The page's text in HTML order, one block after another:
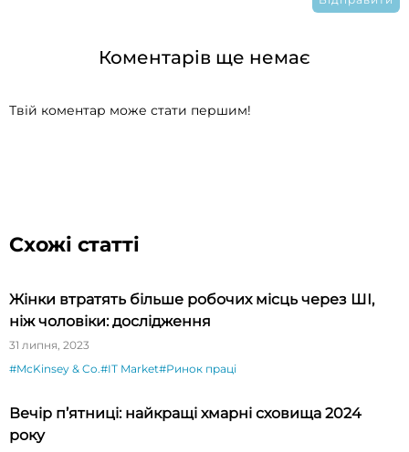
Коментарів ще немає
Твій коментар може стати першим!
Схожі статті
Жінки втратять більше робочих місць через ШІ,
ніж чоловіки: дослідження
31 липня, 2023
#McKinsey & Co.#IT Market#Ринок праці
Вечір п’ятниці: найкращі хмарні сховища 2024
року